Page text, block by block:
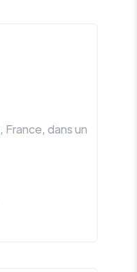
, France, dans un